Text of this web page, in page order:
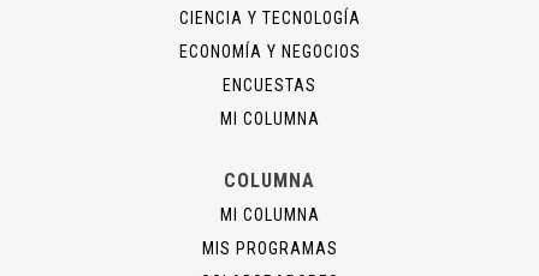
CIENCIA Y TECNOLOGÍA
ECONOMÍA Y NEGOCIOS
ENCUESTAS
MI COLUMNA
COLUMNA
MI COLUMNA
MIS PROGRAMAS